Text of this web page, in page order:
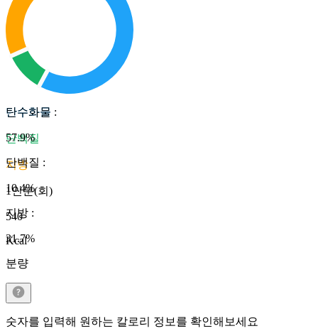
탄수화물
단백질
지방
1인분(회)
540
Kcal
탄수화물 :
57.9%
단백질 :
10.4%
지방 :
31.7%
분량
숫자를 입력해 원하는 칼로리 정보를 확인해보세요